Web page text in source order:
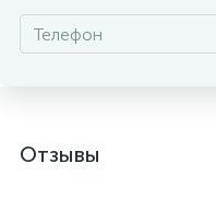
Отзывы